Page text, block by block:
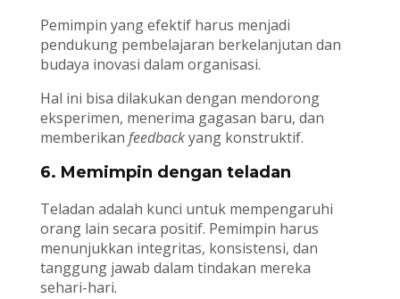
Pemimpin yang efektif harus menjadi
pendukung pembelajaran berkelanjutan dan
budaya inovasi dalam organisasi.
Hal ini bisa dilakukan dengan mendorong
eksperimen, menerima gagasan baru, dan
memberikan feedbackyang konstruktif.
6. Memimpin dengan teladan
Teladan adalah kunci untuk mempengaruhi
orang lain secara positif. Pemimpin harus
menunjukkan integritas, konsistensi, dan
tanggung jawab dalam tindakan mereka
sehari-hari.